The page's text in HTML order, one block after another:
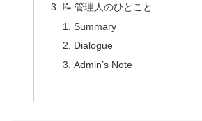
📝 管理人のひとこと
Summary
Dialogue
Admin’s Note